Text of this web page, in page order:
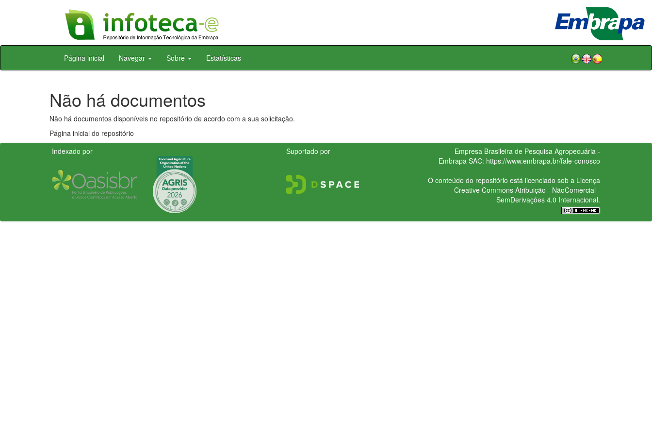
Skip
Página inicial Navegar Sobre Estatísticas
Não há documentos
Não há documentos disponíveis no repositório de acordo com a sua solicitação.
Página inicial do repositório
Indexado por
Suportado por
Empresa Brasileira de Pesquisa Agropecuária -
Embrapa SAC: https://www.embrapa.br/fale-conosco
O conteúdo do repositório está licenciado sob a Licença
Creative CommonsAtribuição - NãoComercial -
SemDerivações 4.0 Internacional.